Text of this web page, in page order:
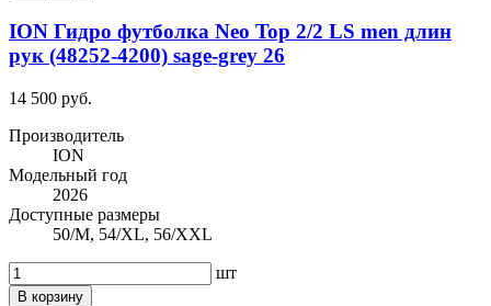
ION Гидро футболка Neo Top 2/2 LS men длин
рук (48252-4200) sage-grey 26
14 500 руб.
Производитель
ION
Модельный год
2026
Доступные размеры
50/M, 54/XL, 56/XXL
шт
В корзину